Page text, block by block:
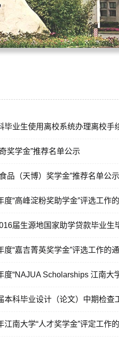
毕业生使用离校系统办理离校手
奖学金”推荐名单公示
品（天博）奖学金”推荐名单公示
度“高峰淀粉奖助学金”评选工作
届生源地国家助学贷款毕业生
度“嘉吉菁英奖学金”评选工作的
度“NAJUA Scholarships 江南大
本科毕业设计（论文）中期检查
江南大学“人才奖学金”评定工作